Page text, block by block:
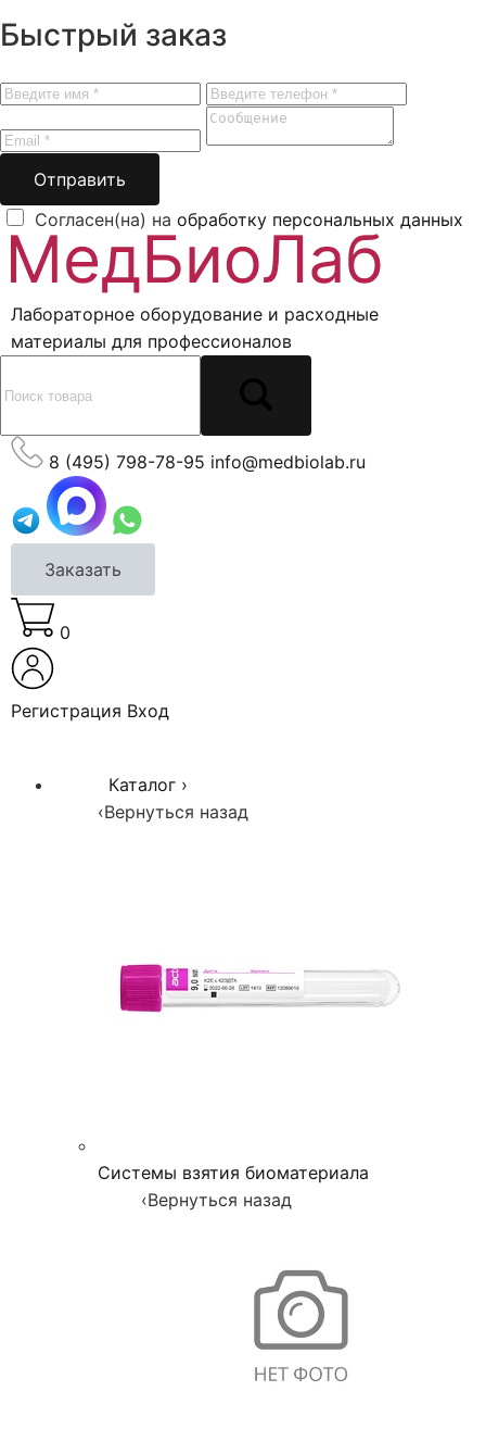
Быстрый заказ
Отправить
Согласен(на) на обработку персональных данных
Лабораторное оборудование и расходные
материалы для профессионалов
8 (495) 798-78-95 info@medbiolab.ru
Заказать
0
Регистрация Вход
Каталог ›
‹Вернуться назад
Системы взятия биоматериала
‹Вернуться назад